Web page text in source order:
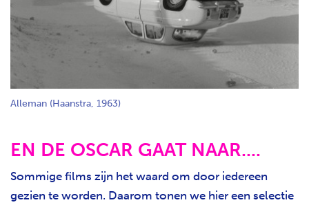
Alleman (Haanstra, 1963)
EN DE OSCAR GAAT NAAR....
Sommige films zijn het waard om door iedereen
gezien te worden. Daarom tonen we hier een selectie